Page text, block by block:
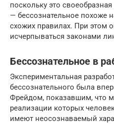
поскольку это
— бессознательное похоже
схожих правилах. При этом
исчерпываться законами
Бессознательное в
Экспериментальная
бессознательного была
Фрейдом, показавшим, что
реализации которых
имеют неосознаваемый